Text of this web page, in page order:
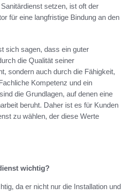
setzen, ist oft der
für eine langfristige Bindung an den
sich sagen, dass ein guter
die Qualität seiner
sondern auch durch die Fähigkeit,
Kompetenz und ein
die Grundlagen, auf denen eine
beruht. Daher ist es für Kunden
zu wählen, der diese Werte
wichtig?
da er nicht nur die Installation und